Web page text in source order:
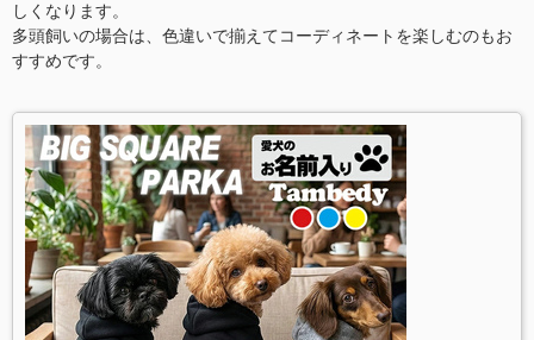
しくなります。
多頭飼いの場合は、色違いで揃えてコーディネートを楽しむのもお
すすめです。